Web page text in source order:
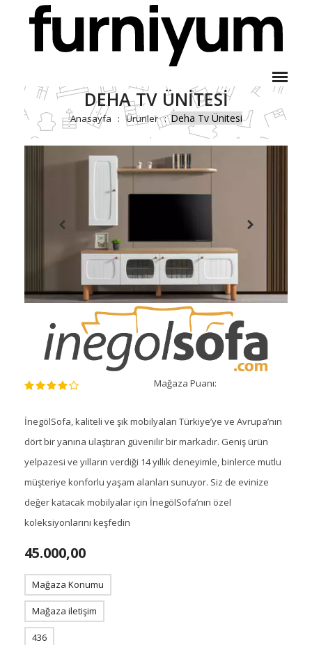
DEHA TV ÜNITESI
Anasayfa Ürünler Deha Tv Ünitesi
Mağaza Puanı:
İnegölSofa, kaliteli ve şık mobilyaları Türkiye’ye ve Avrupa’nın
dört bir yanına ulaştıran güvenilir bir markadır. Geniş ürün
yelpazesi ve yılların verdiği 14 yıllık deneyimle, binlerce mutlu
müşteriye konforlu yaşam alanları sunuyor. Siz de evinize
değer katacak mobilyalar için İnegölSofa’nın özel
koleksiyonlarını keşfedin
45.000,00
Mağaza Konumu
Mağaza iletişim
436